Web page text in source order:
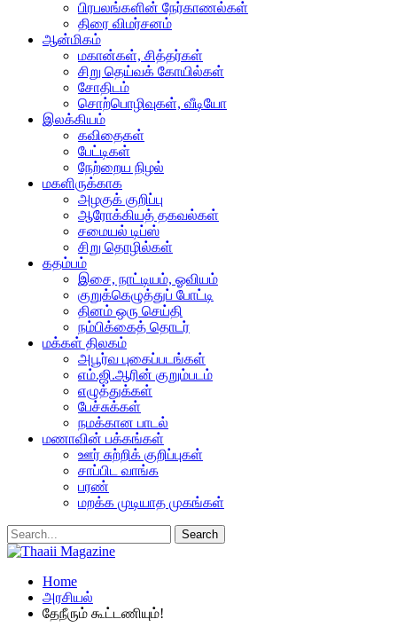
பிரபலங்களின் நேர்காணல்கள்
திரை விமர்சனம்
ஆன்மிகம்
மகான்கள், சித்தர்கள்
சிறு தெய்வக் கோயில்கள்
சோதிடம்
சொற்பொழிவுகள், வீடியோ
இலக்கியம்
கவிதைகள்
பேட்டிகள்
நேற்றைய நிழல்
மகளிருக்காக
அழகுக் குறிப்பு
ஆரோக்கியத் தகவல்கள்
சமையல் டிப்ஸ்
சிறு தொழில்கள்
கதம்பம்
இசை, நாட்டியம், ஓவியம்
குறுக்கெழுத்துப் போட்டி
தினம் ஒரு செய்தி
நம்பிக்கைத் தொடர்
மக்கள் திலகம்
அபூர்வ புகைப்படங்கள்
எம்.ஜி.ஆரின் குறும்படம்
எழுத்துக்கள்
பேச்சுக்கள்
நமக்கான பாடல்
மணாவின் பக்கங்கள்
ஊர் சுற்றிக் குறிப்புகள்
சாப்பிட வாங்க
பரண்
மறக்க முடியாத முகங்கள்
Home
அரசியல்
தேநீரும் கூட்டணியும்!